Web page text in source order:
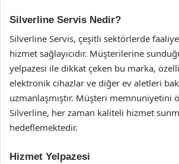
Silverline Servis Nedir?
Silverline Servis, çeşitli sektörlerde
hizmet sağlayıcıdır. Müşterilerine
yelpazesi ile dikkat çeken bu marka,
elektronik cihazlar ve diğer ev aletleri
uzmanlaşmıştır. Müşteri memnuniyetini
Silverline, her zaman kaliteli hizmet
hedeflemektedir.
Hizmet Yelpazesi